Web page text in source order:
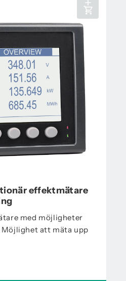
effektmätare
med möjligheter
att mäta upp